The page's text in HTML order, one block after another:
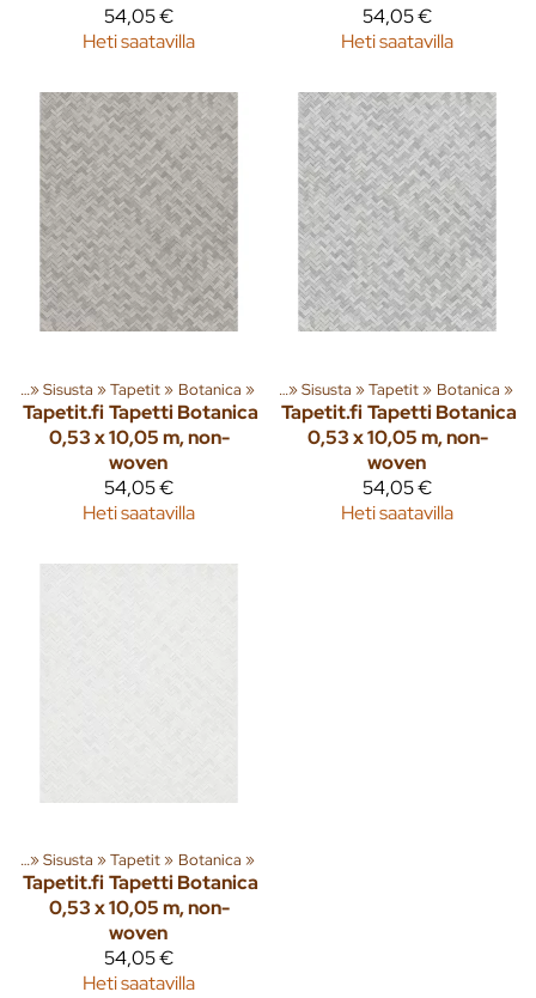
54,05 €
Heti saatavilla
54,05 €
Heti saatavilla
‪»Sisusta ‪»Tapetit‪» Botanica ‪»
Tapetit.fi Tapetti Botanica
0,53 x 10,05 m, non-
woven
54,05 €
Heti saatavilla
Tuoteryhmiä ja tuotteita‪»Sisusta ‪»Tapetit‪» Botanica ‪»
Tapetit.fi Tapetti Botanica
0,53 x 10,05 m, non-
woven
54,05 €
Heti saatavilla
‪»Sisusta ‪»Tapetit‪» Botanica ‪»
Tapetit.fi Tapetti Botanica
0,53 x 10,05 m, non-
woven
54,05 €
Heti saatavilla